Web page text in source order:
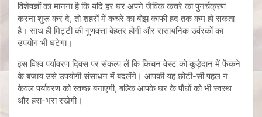
विशेषज्ञों का मानना है कि यदि हर घर अपने जैविक कचरे का पुनर्चक्रण
करना शुरू कर दे, तो शहरों में कचरे का बोझ काफी हद तक कम हो सकता
है। साथ ही मिट्टी की गुणवत्ता बेहतर होगी और रासायनिक उर्वरकों का
उपयोग भी घटेगा।
इस विश्व पर्यावरण दिवस पर संकल्प लें कि किचन वेस्ट को कूड़ेदान में फेंकने
के बजाय उसे उपयोगी संसाधन में बदलेंगे। आपकी यह छोटी-सी पहल न
केवल पर्यावरण को स्वच्छ बनाएगी, बल्कि आपके घर के पौधों को भी स्वस्थ
और हरा-भरा रखेगी।